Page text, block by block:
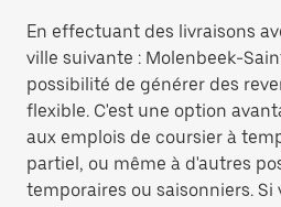
En effectuant des livraisons
ville suivante : Molenbeek-
possibilité de générer des
flexible. C'est une option
aux emplois de coursier à
partiel, ou même à d'autres
temporaires ou saisonniers. Si